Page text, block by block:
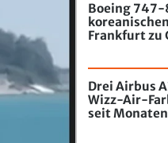
Boeing 747-
Frankfurt zu
Drei Airbus
Wizz-Air-
seit